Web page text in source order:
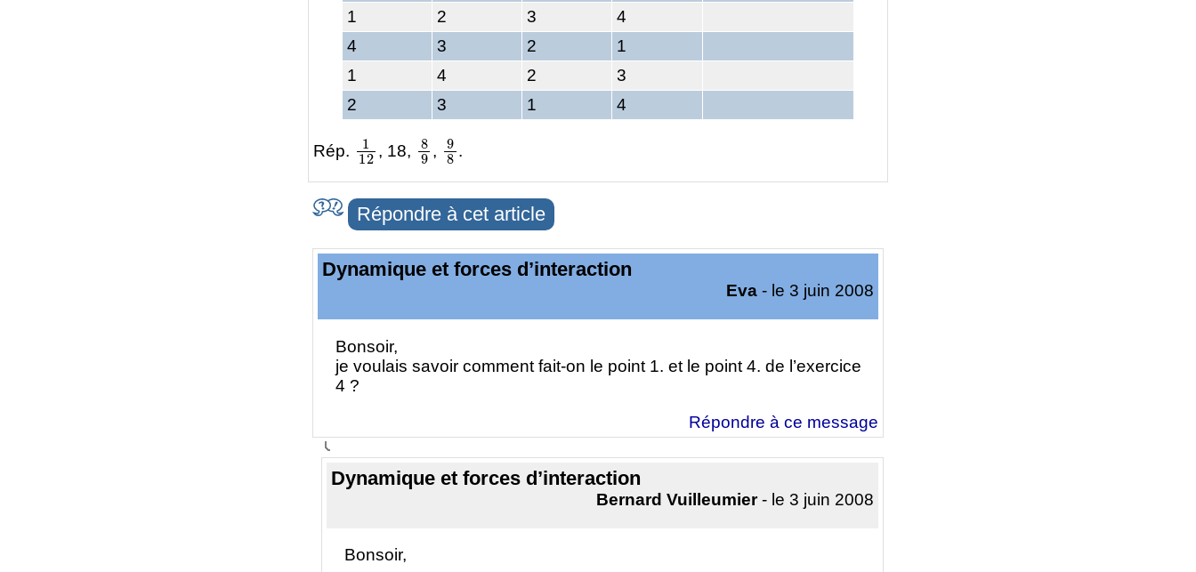
1 2 3
4
4
3 2
1
1
4 2
3
2
3 1 4
Rép.
112
, 18,
89
,
98
.
Répondre à cet article
Dynamique et forces d’interaction
Eva - le 3 juin 2008
Bonsoir,
je voulais savoir comment fait-on le point 1. et le point 4. de l’exercice
4 ?
Répondre à ce message
Dynamique et forces d’interaction
Bernard Vuilleumier- le 3 juin 2008
Bonsoir,